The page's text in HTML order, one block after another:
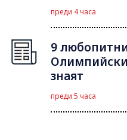
преди 4 часа
9
знаят
преди 5 часа